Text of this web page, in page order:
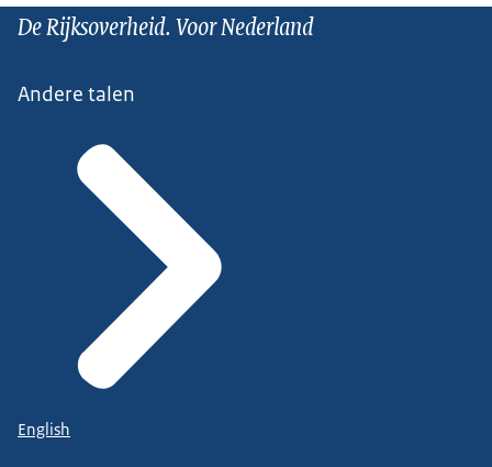
De Rijksoverheid. Voor Nederland
Andere talen
English